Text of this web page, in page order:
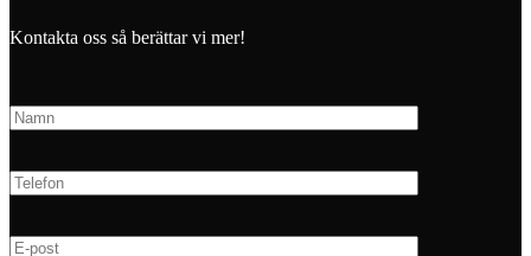
Kontakta oss så berättar vi mer!